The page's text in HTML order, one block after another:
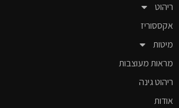
ריהוט
אקססוריז
מיטות
מראות מעוצבות
ריהוט גינה
אודות